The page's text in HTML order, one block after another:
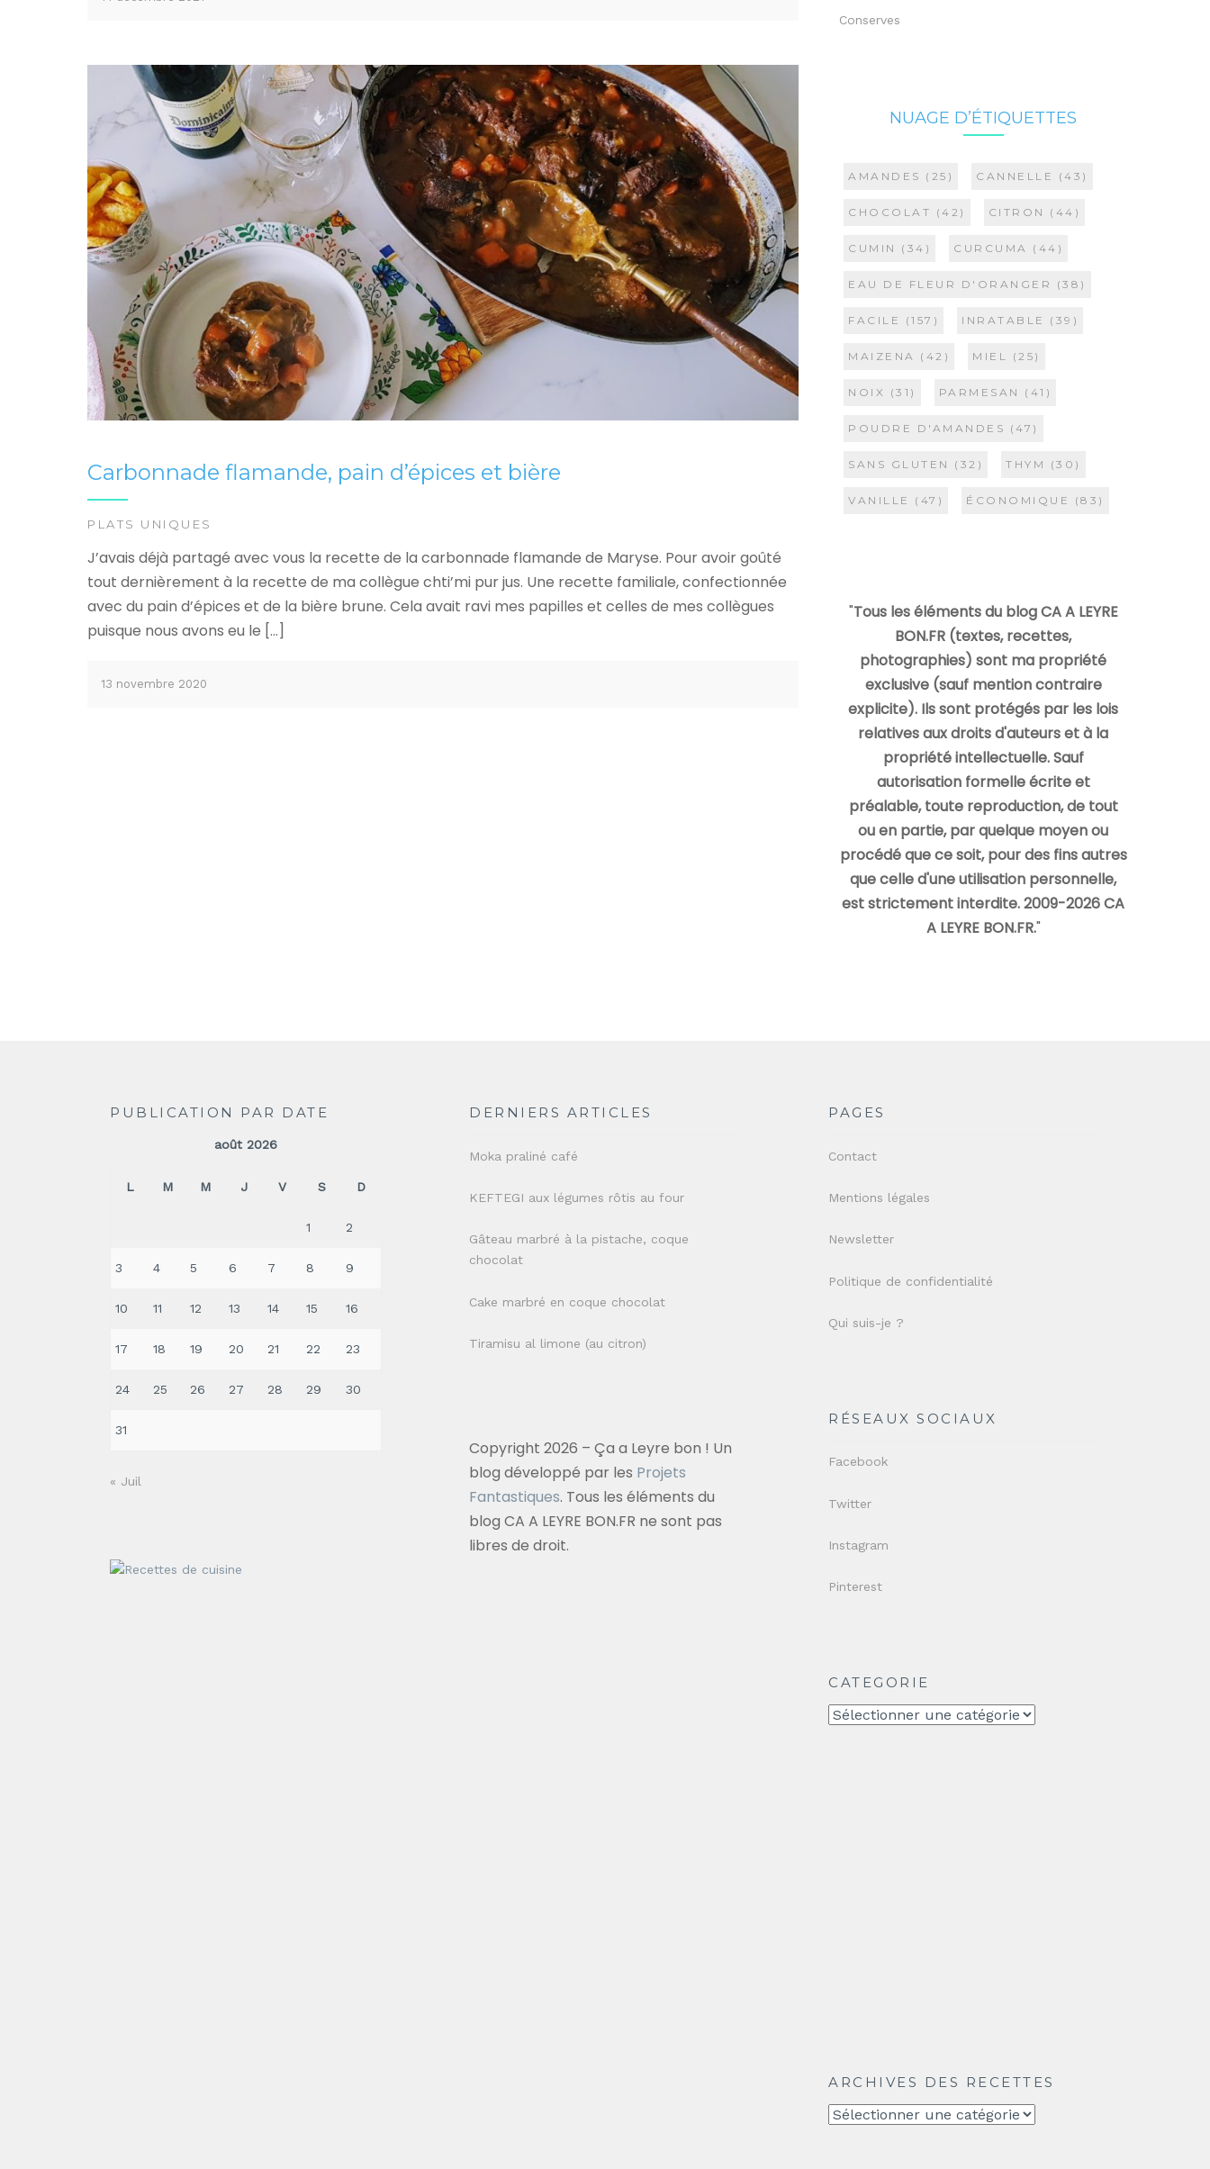
Carbonnade flamande, pain d’épices et bière
PLATS UNIQUES
J’avais déjà partagé avec vous la recette de la carbonnade flamande de Maryse. Pour avoir goûté
tout dernièrement à la recette de ma collègue chti’mi pur jus. Une recette familiale, confectionnée
avec du pain d’épices et de la bière brune. Cela avait ravi mes papilles et celles de mes collègues
puisque nous avons eu le […]
13 novembre 2020
Conserves
NUAGE D’ÉTIQUETTES
AMANDES (25) CANNELLE (43)
CHOCOLAT (42) CITRON (44)
CUMIN (34) CURCUMA (44)
EAU DE FLEUR D'ORANGER (38)
FACILE (157) INRATABLE (39)
MAIZENA (42) MIEL (25)
NOIX (31) PARMESAN (41)
POUDRE D'AMANDES (47)
SANS GLUTEN (32) THYM (30)
VANILLE (47) ÉCONOMIQUE (83)
"Tous les éléments du blog CA A LEYRE
BON.FR (textes, recettes,
photographies) sont ma propriété
exclusive (sauf mention contraire
explicite). Ils sont protégés par les lois
relatives aux droits d'auteurs et à la
propriété intellectuelle. Sauf
autorisation formelle écrite et
préalable, toute reproduction, de tout
ou en partie, par quelque moyen ou
procédé que ce soit, pour des fins autres
que celle d'une utilisation personnelle,
est strictement interdite. 2009-2026 CA
A LEYRE BON.FR."
PUBLICATION PAR DATE
août 2026
L M M J V S D
1 2
3 4 5 6 7 8 9
10 11 12 13 14 15 16
17 18 19 20 21 22 23
24 25 26 27 28 29 30
31
« Juil
DERNIERS ARTICLES
Moka praliné café
KEFTEGI aux légumes rôtis au four
Gâteau marbré à la pistache, coque
chocolat
Cake marbré en coque chocolat
Tiramisu al limone (au citron)
Copyright 2026 – Ça a Leyre bon ! Un
blog développé par les Projets
Fantastiques. Tous les éléments du
blog CA A LEYRE BON.FR ne sont pas
libres de droit.
PAGES
Contact
Mentions légales
Newsletter
Politique de confidentialité
Qui suis-je ?
RÉSEAUX SOCIAUX
Facebook
Twitter
Instagram
Pinterest
CATEGORIE
CATEGORIE
ARCHIVES DES RECETTES
Archives